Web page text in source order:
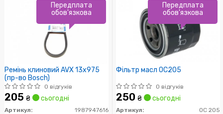
Ремінь клиновий AVX 13х975
(пр-во Bosch)
0 відгуків
205 ₴ сьогодні
Артикул:
1987947616
Передплата
обов'язкова
Фільтр масл OC205
0 відгуків
250 ₴ сьогодні
Артикул:
OC 205
Передплата
обов'язкова